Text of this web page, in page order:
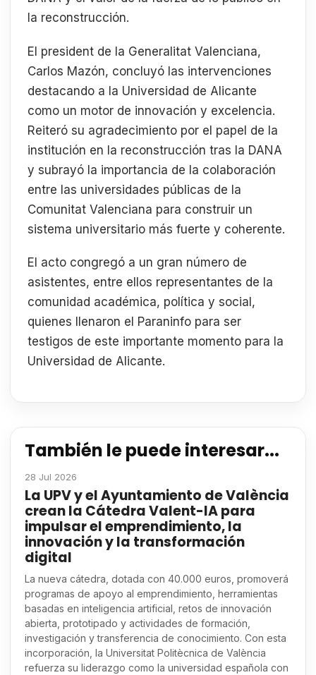
la reconstrucción.
El president de la Generalitat Valenciana,
Carlos Mazón, concluyó las intervenciones
destacando a la Universidad de Alicante
como un motor de innovación y excelencia.
Reiteró su agradecimiento por el papel de la
institución en la reconstrucción tras la DANA
y subrayó la importancia de la colaboración
entre las universidades públicas de la
Comunitat Valenciana para construir un
sistema universitario más fuerte y coherente.
El acto congregó a un gran número de
asistentes, entre ellos representantes de la
comunidad académica, política y social,
quienes llenaron el Paraninfo para ser
testigos de este importante momento para la
Universidad de Alicante.
También le puede interesar...
28 Jul 2026
La UPV y el Ayuntamiento de València
crean la Cátedra Valent-IA para
impulsar el emprendimiento, la
innovación y la transformación
digital
La nueva cátedra, dotada con 40.000 euros, promoverá
programas de apoyo al emprendimiento, herramientas
basadas en inteligencia artificial, retos de innovación
abierta, prototipado y actividades de formación,
investigación y transferencia de conocimiento. Con esta
incorporación, la Universitat Politècnica de València
refuerza su liderazgo como la universidad española con